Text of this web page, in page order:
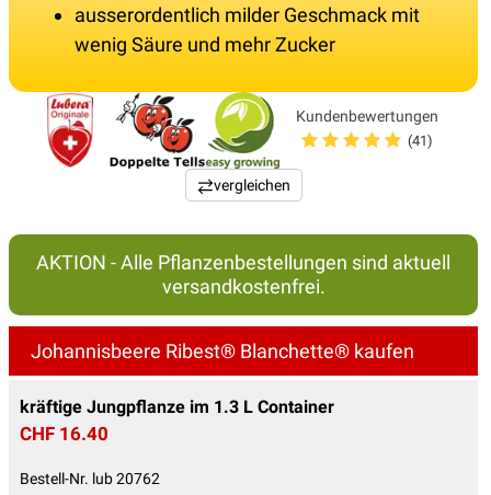
ausserordentlich milder Geschmack mit
wenig Säure und mehr Zucker
Kundenbewertungen
(41)
vergleichen
AKTION - Alle Pflanzenbestellungen sind aktuell
versandkostenfrei.
Johannisbeere Ribest® Blanchette® kaufen
kräftige Jungpflanze im 1.3 L Container
CHF 16.40
Bestell-Nr. lub 20762